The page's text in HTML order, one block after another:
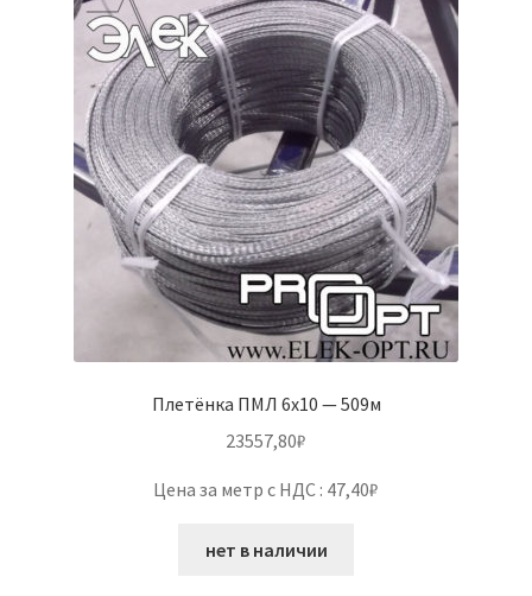
Плетёнка ПМЛ 6х10 — 509м
23557,80₽
Цена за метр с НДС : 47,40₽
нет в наличии